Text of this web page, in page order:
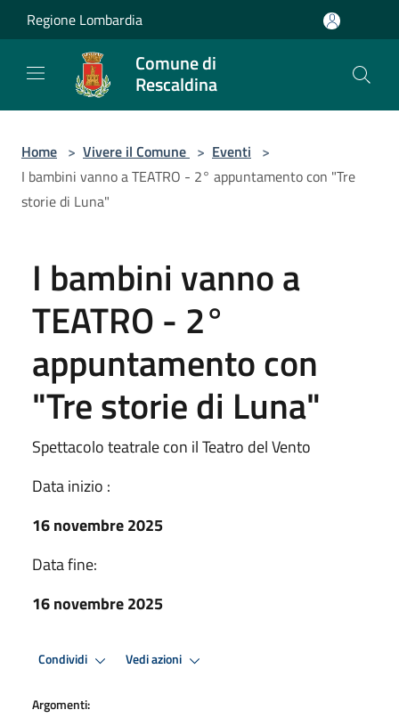
Salta al contenuto principale
Regione Lombardia
Comune di
Rescaldina
Home > Vivere il Comune > Eventi >
I bambini vanno a TEATRO - 2° appuntamento con "Tre
storie di Luna"
I bambini vanno a
TEATRO - 2°
appuntamento con
"Tre storie di Luna"
Spettacolo teatrale con il Teatro del Vento
Data inizio :
16 novembre 2025
Data fine:
16 novembre 2025
Condividi Vedi azioni
Argomenti: